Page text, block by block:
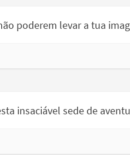
poderem levar a tua
insaciável sede de